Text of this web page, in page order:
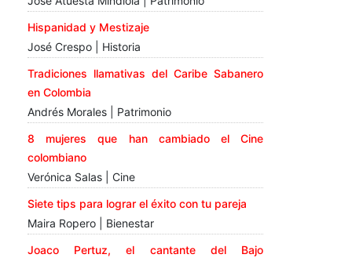
Hispanidad y Mestizaje
José Crespo | Historia
Tradiciones llamativas del Caribe Sabanero
en Colombia
Andrés Morales | Patrimonio
8 mujeres que han cambiado el Cine
colombiano
Verónica Salas | Cine
Siete tips para lograr el éxito con tu pareja
Maira Ropero | Bienestar
Joaco Pertuz, el cantante del Bajo